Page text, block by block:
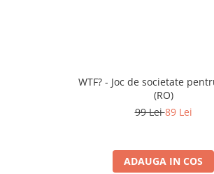
WTF? - Joc de societate
(RO)
99 Lei89 Lei
ADAUGA IN COS